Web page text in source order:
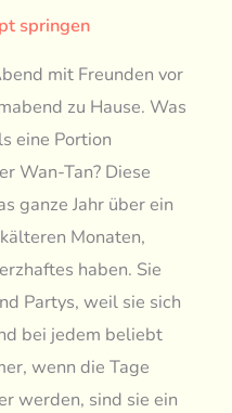
springen
mit Freunden vor
zu Hause. Was
eine Portion
Wan-Tan? Diese
ganze Jahr über ein
Monaten,
haben. Sie
Partys, weil sie sich
bei jedem beliebt
wenn die Tage
werden, sind sie ein